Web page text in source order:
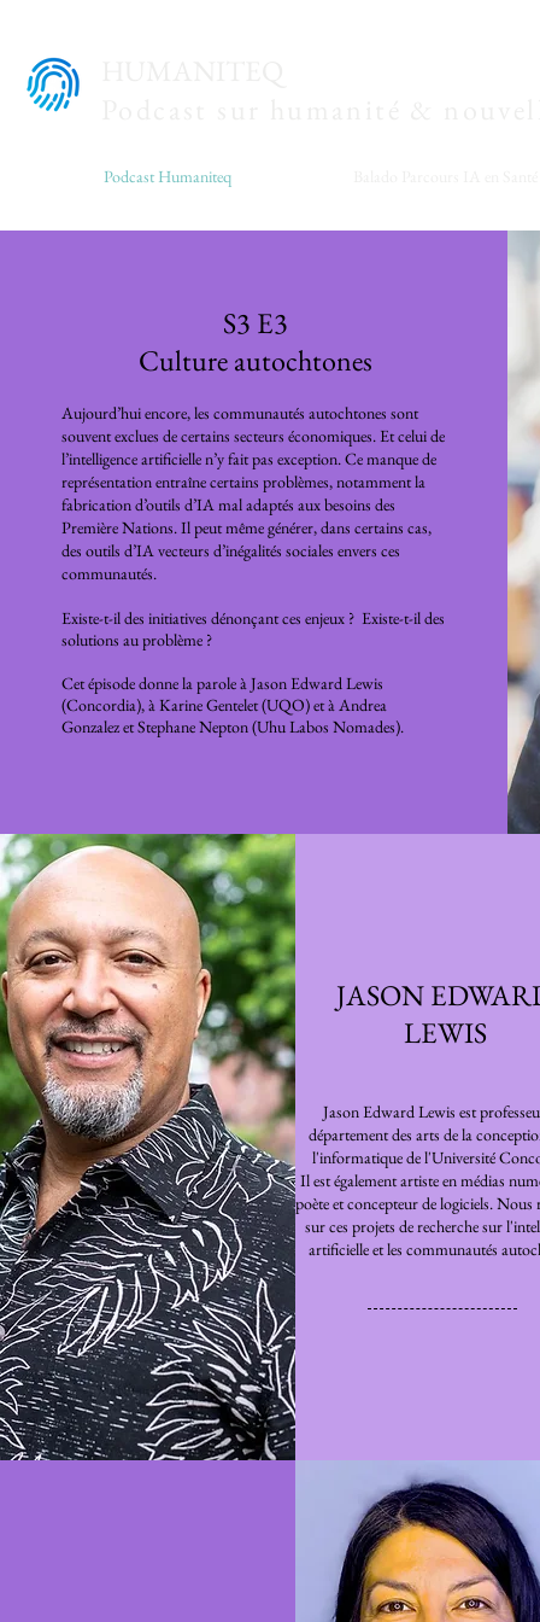
Podcast Humaniteq
S3 E3
Culture autochtones
Aujourd’hui encore, les communautés autochtones sont
souvent exclues de certains secteurs économiques. Et celui de
l’intelligence artificielle n’y fait pas exception. Ce manque de
représentation entraîne certains problèmes, notamment la
fabrication d’outils d’IA mal adaptés aux besoins des
Première Nations. Il peut même générer, dans certains cas,
des outils d’IA vecteurs d’inégalités sociales envers ces
communautés.
Existe-t-il des initiatives dénonçant ces enjeux ? Existe-t-il des
solutions au problème ?
Cet épisode donne la parole à Jason Edward Lewis
(Concordia), à Karine Gentelet (UQO) et àAndrea
Gonzalez et Stephane Nepton (Uhu Labos Nomades).
JASON
LEWIS
Jason Edward Lewis est
département des arts de la
l'informatique de l'Université
Il est également artiste en médias
poète et concepteur de logiciels.Nous
sur ces projets de recherche sur
artificielle et les communautés